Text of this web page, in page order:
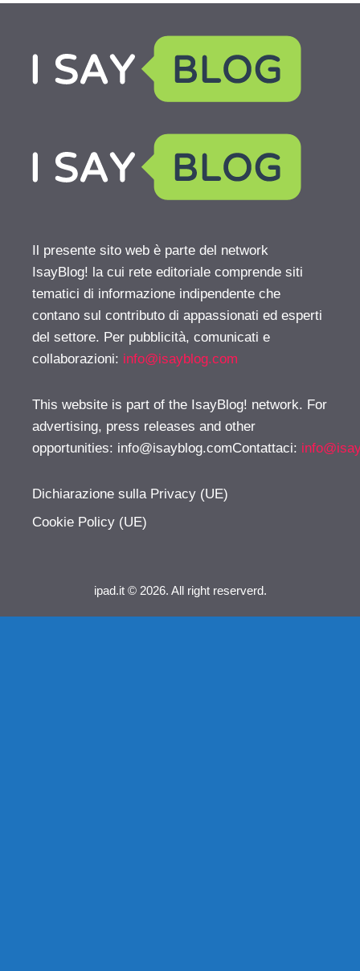
Il presente sito web è parte del network
IsayBlog! la cui rete editoriale comprende siti
tematici di informazione indipendente che
contano sul contributo di appassionati ed esperti
del settore. Per pubblicità, comunicati e
collaborazioni: info@isayblog.com
This website is part of the IsayBlog! network. For
advertising, press releases and other
opportunities: info@isayblog.comContattaci:
Dichiarazione sulla Privacy (UE)
Cookie Policy (UE)
ipad.it © 2026. All right reserverd.